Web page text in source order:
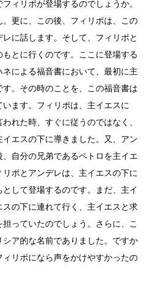
ィリポが登場するのでしょうか。
更に、この後、フィリポは、この
に話します。そして、フィリポと
とに行くのです。ここに登場する
による福音書において、最初に主
。その時のことを、この福音書は
ます。フィリポは、主イエスに
れた時、すぐに従うのではなく、
エスの下に導きました。又、アン
自分の兄弟であるペトロを主イエ
ポとアンデレは、主イエスの下に
して登場するのです。まだ、主イ
の下に連れて行く、主イエスと求
っていたのでしょう。さらに、こ
ア的な名前でありました。ですか
リポになら声をかけやすかったの